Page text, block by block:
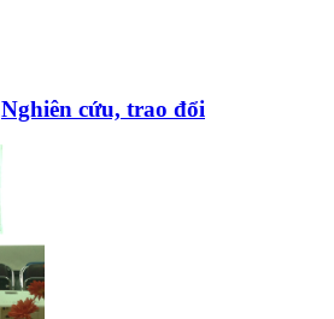
Nghiên cứu, trao đổi